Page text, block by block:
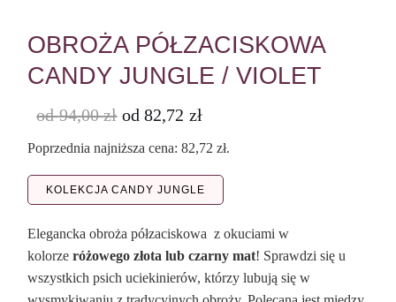
OBROŻA PÓŁZACISKOWA
CANDY JUNGLE / VIOLET
od94,00zł od 82,72 zł
Poprzednia najniższa cena:82,72zł.
KOLEKCJA CANDY JUNGLE
Elegancka obroża półzaciskowa z okuciami w
kolorzeróżowego złota lub czarny mat! Sprawdzi się u
wszystkich psich uciekinierów, którzy lubują się w